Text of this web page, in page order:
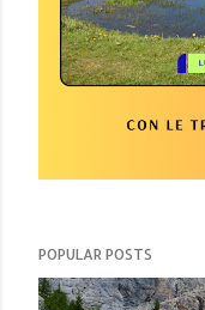
POPULAR POSTS